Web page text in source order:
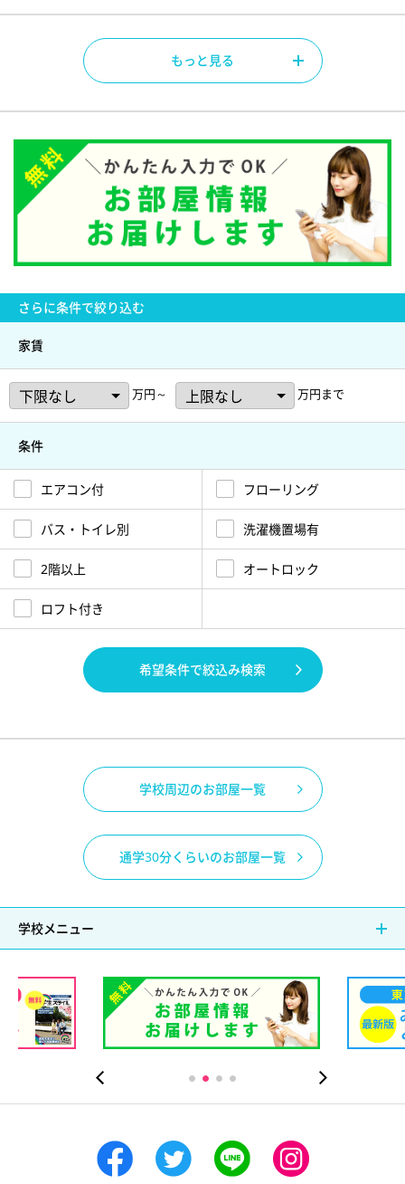
もっと見る
さらに条件で絞り込む
家賃
万円～ 万円まで
条件
エアコン付 フローリング
バス・トイレ別 洗濯機置場有
2階以上 オートロック
ロフト付き
希望条件で絞込み検索
学校周辺のお部屋一覧
通学30分くらいのお部屋一覧
学校メニュー
）